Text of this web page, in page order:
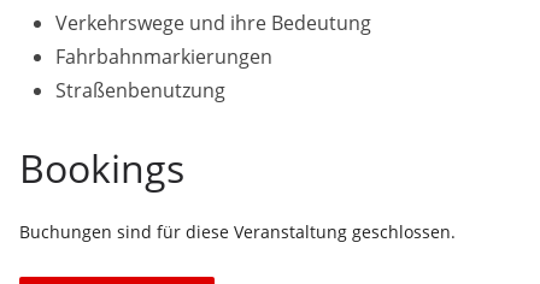
Verkehrswege und ihre Bedeutung
Fahrbahnmarkierungen
Straßenbenutzung
Bookings
Buchungen sind für diese Veranstaltung geschlossen.